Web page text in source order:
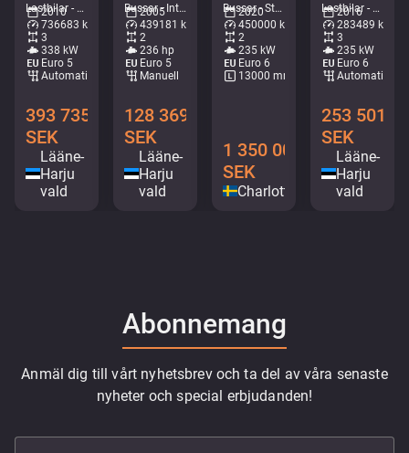
Lastbilar - Lastväxlare med kran • M062-7905
2010
736683 km
3
338 kW
Euro 5
Automatisk
393 735
SEK
Lääne-
Harju
vald
Bussar - Intercitybuss • M311-4601
2005
439181 km
2
236 hp
Euro 5
Manuell
128 369
SEK
Lääne-
Harju
vald
Bussar - Stadsbuss • M276-6365
2020
450000 km
2
235 kW
Euro 6
13000 mm
1 350 000
SEK
Charlottenberg
Lastbilar - Liftdumper • M491-6669
2016
283489 km
3
235 kW
Euro 6
Automatisk
253 501
SEK
Lääne-
Harju
vald
Abonnemang
Anmäl dig till vårt nyhetsbrev och ta del av våra senaste
nyheter och special erbjudanden!